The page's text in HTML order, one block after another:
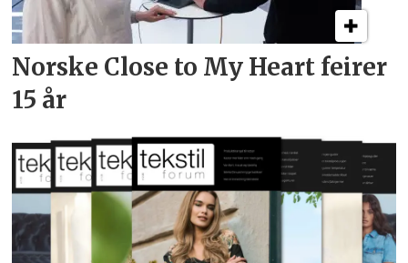
Norske Close to My Heart feirer
15 år